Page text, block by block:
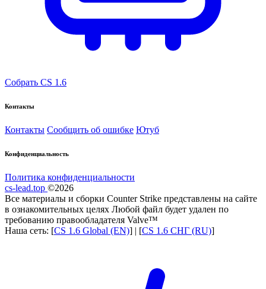
Собрать CS 1.6
Контакты
Контакты Сообщить об ошибке Ютуб
Конфиденциальность
Политика конфиденциальности
cs-lead.top ©2026
Все материалы и сборки Counter Strike представлены на сайте
в ознакомительных целях Любой файл будет удален по
требованию правообладателя Valve™
Наша сеть: [CS 1.6 Global (EN)] | [CS 1.6 СНГ (RU)]